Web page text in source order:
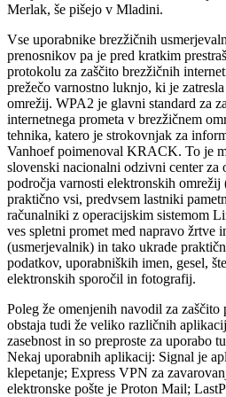
Merlak, še pišejo v Mladini.
Vse uporabnike brezžičnih
prenosnikov pa je pred kratkim
protokolu za zaščito brezžičnih
prežečo varnostno luknjo, ki je
omrežij. WPA2 je glavni standard za
internetnega prometa v brezžičnem
tehnika, katero je strokovnjak za
Vanhoef poimenoval KRACK. To je
slovenski nacionalni odzivni center za
področja varnosti elektronskih omrežij
praktično vsi, predvsem lastniki
računalniki z operacijskim sistemom
ves spletni promet med napravo žrtve
(usmerjevalnik) in tako ukrade
podatkov, uporabniških imen, gesel,
elektronskih sporočil in fotografij.
Poleg že omenjenih navodil za
obstaja tudi že veliko različnih
zasebnost in so preproste za uporabo
Nekaj uporabnih aplikacij: Signal je
klepetanje; Express VPN za
elektronske pošte je Proton Mail;